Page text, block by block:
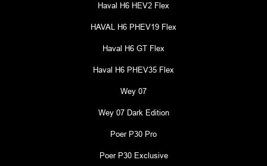
Haval H6 HEV2 Flex
HAVAL H6 PHEV19 Flex
Haval H6 GT Flex
Haval H6 PHEV35 Flex
Wey 07
Wey 07 Dark Edition
Poer P30 Pro
Poer P30 Exclusive